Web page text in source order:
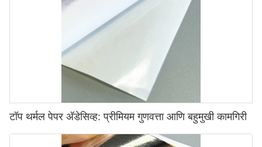
टॉप थर्मल पेपर अ‍ॅडेसिव्ह: प्रीमियम गुणवत्ता आणि बहुमुखी कामगिरी